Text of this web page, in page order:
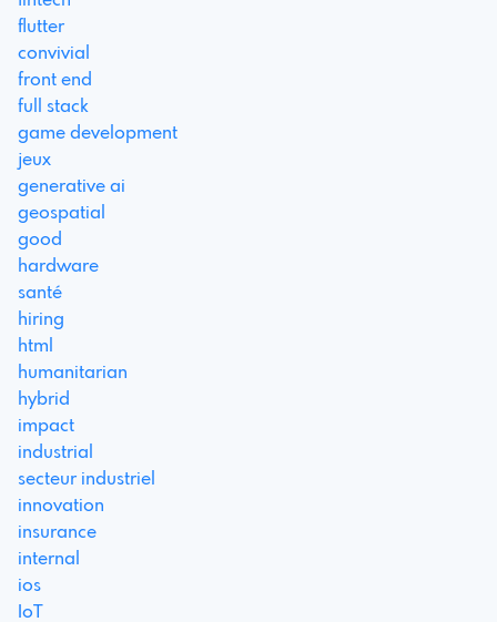
flutter
convivial
front end
full stack
game development
jeux
generative ai
geospatial
good
hardware
santé
hiring
html
humanitarian
hybrid
impact
industrial
secteur industriel
innovation
insurance
internal
ios
IoT